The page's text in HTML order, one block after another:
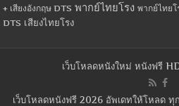
+ เสียงอังกฤษ DTS พากย์ไทยโรง พากย์ไทยโ
DTS เสียงไทยโรง
เว็บโหลดหนังใหม่ หนังฟรี
เว็บโหลดหนังฟรี 2026 อัพเดทให้โหลด ทุ